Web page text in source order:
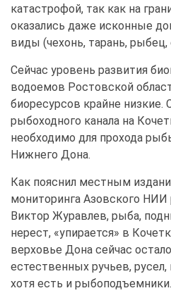
катастрофой, так как на
оказались даже исконные
виды (чехонь, тарань, рыбец,
Сейчас уровень развития
водоемов Ростовской
биоресурсов крайне низкие.
рыбоходного канала на
необходимо для прохода
Нижнего Дона.
Как пояснил местным
мониторинга Азовского НИИ
Виктор Журавлев, рыба,
нерест, «упирается» в
верховье Дона сейчас
естественных ручьев,
хотя есть и